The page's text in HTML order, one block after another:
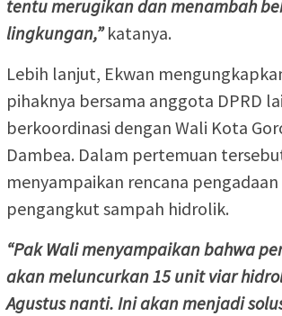
tentu merugikan dan menambah
lingkungan,”katanya.
Lebih lanjut, Ekwan
pihaknya bersama anggota DPRD
berkoordinasi dengan Wali Kota
Dambea. Dalam pertemuan
menyampaikan rencana
pengangkut sampah hidrolik.
“Pak Wali menyampaikan bahwa
akan meluncurkan 15 unit viar
Agustus nanti. Ini akan menjadi